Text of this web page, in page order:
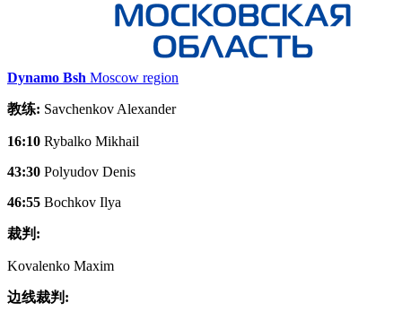
Dynamo Bsh Moscow region
教练: Savchenkov Alexander
16:10 Rybalko Mikhail
43:30 Polyudov Denis
46:55 Bochkov Ilya
裁判:
Kovalenko Maxim
边线裁判: